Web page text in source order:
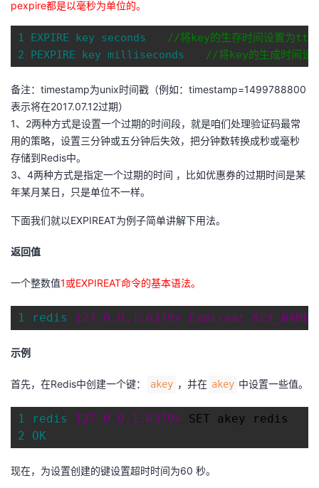
pexpire都是以毫秒为单位的。
1 EXPIRE key seconds //
2 PEXPIRE key milliseconds //将key的生成时间
备注：timestamp为unix时间戳（例如：timestamp=1499788800
表示将在2017.07.12过期）
1、2两种方式是设置一个过期的时间段，就是咱们处理验证码最常
用的策略，设置三分钟或五分钟后失效，把分钟数转换成秒或毫秒
存储到Redis中。
3、4两种方式是指定一个过期的时间 ，比如优惠券的过期时间是某
年某月某日，只是单位不一样。
下面我们就以EXPIREAT为例子简单讲解下用法。
返回值
一个整数值1或EXPIREAT命令的基本语法。
1 redis 127.0. 0.1: 6379> Expireat KEY_NAME
示例
首先，在Redis中创建一个键： akey ，并在 akey 中设置一些值。
1 redis 127.0. 0.1: 6379>
2 OK
现在，为设置创建的键设置超时时间为60 秒。